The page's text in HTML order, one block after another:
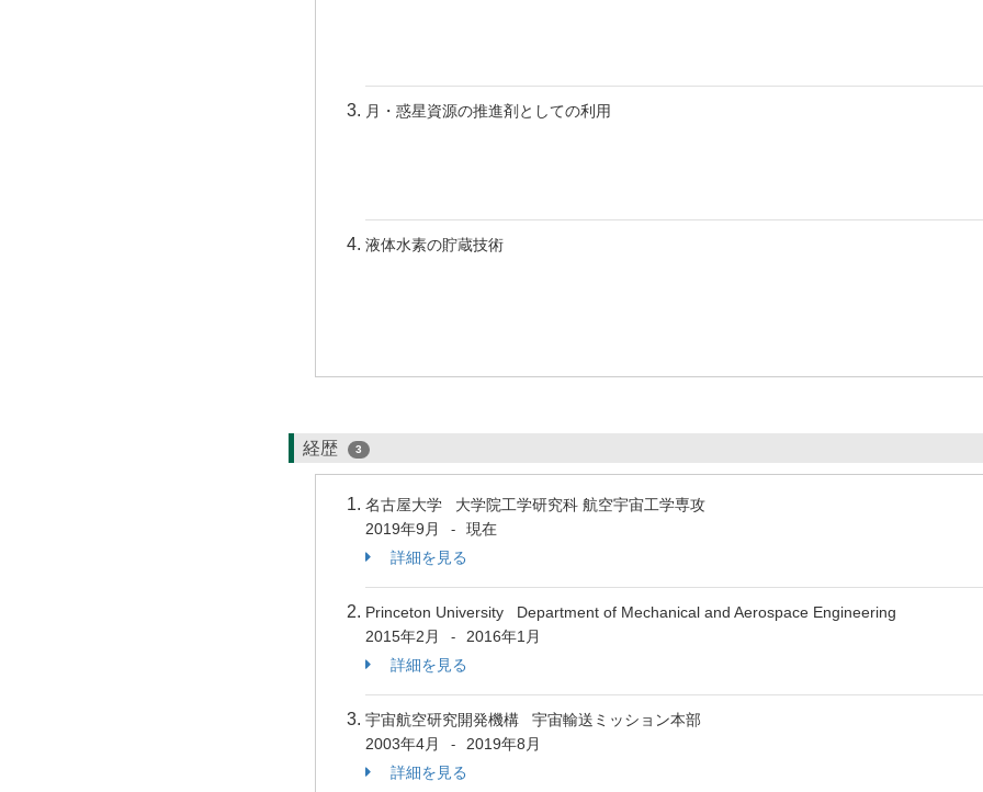
月・惑星資源の推進剤としての利用
液体水素の貯蔵技術
経歴 3
名古屋大学 大学院工学研究科 航空宇宙工学専攻
2019年9月
-
現在
詳細を見る
Princeton University Department of Mechanical and Aerospace Engineering
2015年2月
-
2016年1月
詳細を見る
宇宙航空研究開発機構 宇宙輸送ミッション本部
2003年4月
-
2019年8月
詳細を見る